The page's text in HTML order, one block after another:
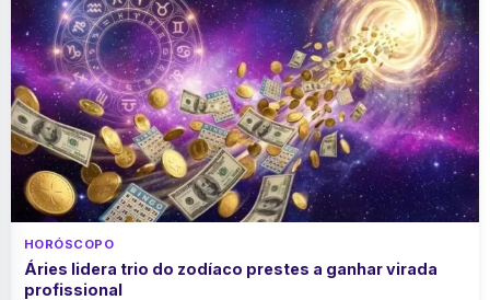
HORÓSCOPO
Áries lidera trio do zodíaco prestes a ganhar virada
profissional